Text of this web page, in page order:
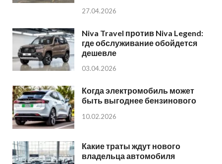
27.04.2026
Niva Travel против Niva Legend:
где обслуживание обойдется
дешевле
03.04.2026
Когда электромобиль может
быть выгоднее бензинового
10.02.2026
Какие траты ждут нового
владельца автомобиля